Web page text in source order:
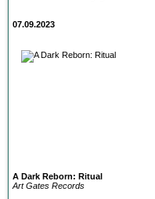
07.09.2023
A Dark Reborn: Ritual
Art Gates Records